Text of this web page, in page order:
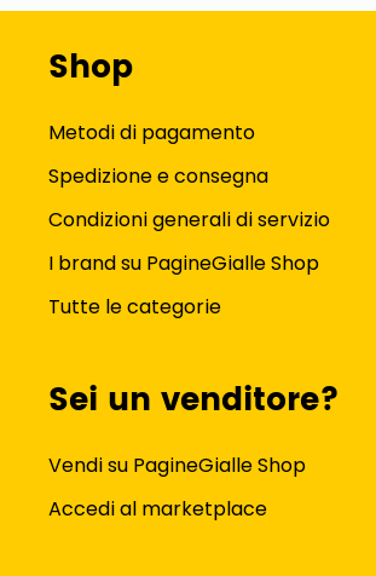
Shop
Metodi di pagamento
Spedizione e consegna
Condizioni generali di servizio
I brand su PagineGialle Shop
Tutte le categorie
Sei un venditore?
Vendi su PagineGialle Shop
Accedi al marketplace